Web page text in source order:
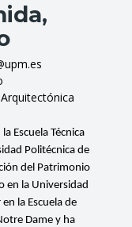
Escuela Técnica
Politécnica de
del Patrimonio
en la Universidad
la Escuela de
Dame y ha